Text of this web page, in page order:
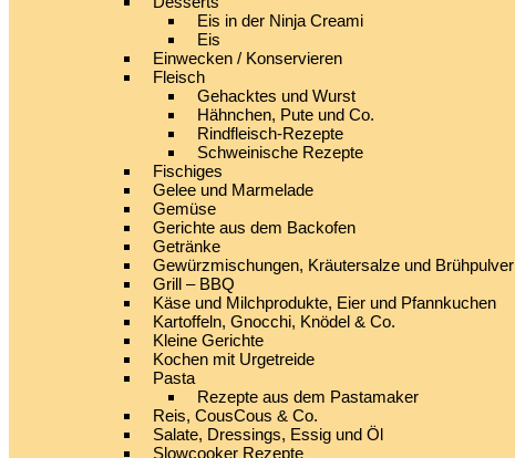
Eis in der Ninja Creami
Eis
Einwecken / Konservieren
Fleisch
Gehacktes und Wurst
Hähnchen, Pute und Co.
Rindfleisch-Rezepte
Schweinische Rezepte
Fischiges
Gelee und Marmelade
Gemüse
Gerichte aus dem Backofen
Getränke
Gewürzmischungen, Kräutersalze und Brühpulver
Grill – BBQ
Käse und Milchprodukte, Eier und Pfannkuchen
Kartoffeln, Gnocchi, Knödel & Co.
Kleine Gerichte
Kochen mit Urgetreide
Pasta
Rezepte aus dem Pastamaker
Reis, CousCous & Co.
Salate, Dressings, Essig und Öl
Slowcooker Rezepte